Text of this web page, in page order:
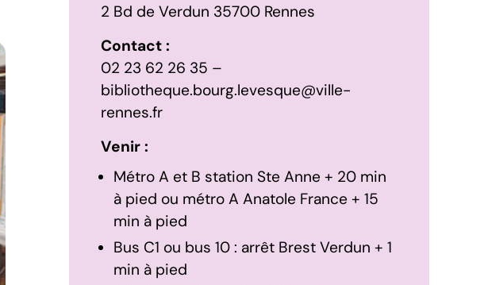
2 Bd de Verdun 35700 Rennes
Contact :
02 23 62 26 35 –
bibliotheque.bourg.levesque@ville-
rennes.fr
Venir :
Métro A et B station Ste Anne + 20 min
à pied ou métro A Anatole France + 15
min à pied
Bus C1 ou bus 10 : arrêt Brest Verdun + 1
min à pied